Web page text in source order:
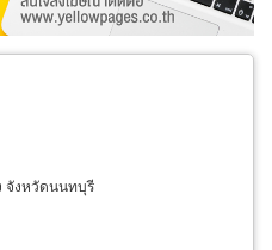
ริการ
จังหวัดนนทบุรี